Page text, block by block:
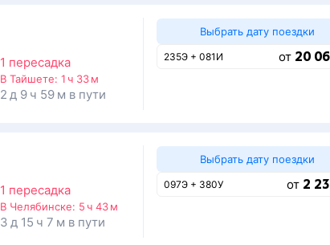
1 пересадка
В Тайшете: 1 ч 33 м
2 д 9 ч 59 м в пути
Выбрать дату поездки
235Э + 081И от 20
1 пересадка
В Челябинске: 5 ч 43 м
3 д 15 ч 7 м в пути
Выбрать дату поездки
097Э + 380У от 2